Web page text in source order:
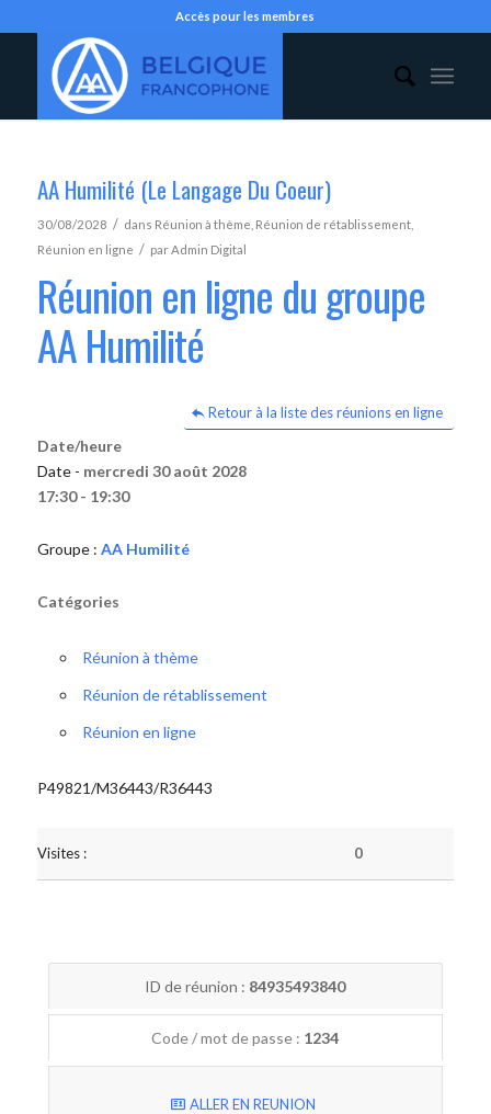
Accès pour les membres
AA Humilité (Le Langage Du Coeur)
30/08/2028 / dans Réunion à thème Réunion de rétablissement,
Réunion en ligne / parAdmin Digital
Réunion en ligne du groupe
AA Humilité
Retour à la liste des réunions en ligne
Date/heure
Date - mercredi 30 août 2028
17:30 - 19:30
Groupe : AA Humilité
Catégories
Réunion à thème
Réunion de rétablissement
Réunion en ligne
P49821/M36443/R36443
Visites : 0
ID de réunion : 84935493840
Code / mot de passe : 1234
ALLER EN REUNION